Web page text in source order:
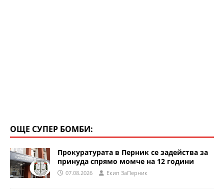
ОЩЕ СУПЕР БОМБИ:
Прокуратурата в Перник се задейства за
принуда спрямо момче на 12 години
07.08.2026 Eкип ЗаПерник